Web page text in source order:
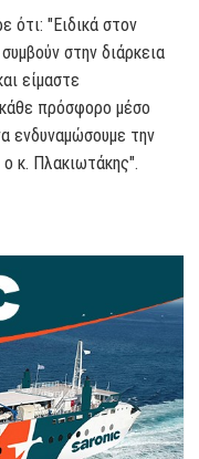
ότι: "Ειδικά στον
στην διάρκεια
είμαστε
πρόσφορο μέσο
ενδυναμώσουμε την
ο κ. Πλακιωτάκης".